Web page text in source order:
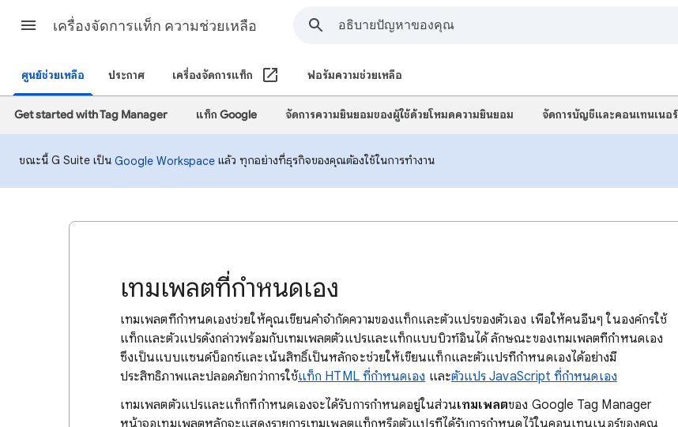
เครื่องจัดการแท็ก ความช่วยเหลือ
ศูนย์ช่วยเหลือ ประกาศ เครื่องจัดการแท็ก ฟอรัมความช่วยเหลือ
Get started with Tag Manager แท็ก Google จัดการความยินยอมของผู้ใช้ด้วยโหมดความยินยอม จัดการบัญชีและคอนเทนเนอร์
ขณะนี้ G Suite เป็น Google Workspace แล้ว ทุกอย่างที่ธุรกิจของคุณต้องใช้ในการทํางาน
เทมเพลตที่กำหนดเอง
เทมเพลตที่กำหนดเองช่วยให้คุณเขียนคำจำกัดความของแท็กและตัวแปรของตัวเอง เพื่อให้คนอื่นๆ ในองค์กรใช้
แท็กและตัวแปรดังกล่าวพร้อมกับเทมเพลตตัวแปรและแท็กแบบบิวท์อินได้ ลักษณะของเทมเพลตที่กำหนดเอง
ซึ่งเป็นแบบแซนด์บ็อกซ์และเน้นสิทธิ์เป็นหลักจะช่วยให้เขียนแท็กและตัวแปรที่กำหนดเองได้อย่างมี
ประสิทธิภาพและปลอดภัยกว่าการใช้แท็ก HTML ที่กำหนดเอง และตัวแปร JavaScript ที่กำหนดเอง
เทมเพลตตัวแปรและแท็กที่กำหนดเองจะได้รับการกำหนดอยู่ในส่วนเทมเพลตของ Google Tag Manager
หน้าจอเทมเพลตหลักจะแสดงรายการเทมเพลตแท็กหรือตัวแปรที่ได้รับการกำหนดไว้ในคอนเทนเนอร์ของคุณ